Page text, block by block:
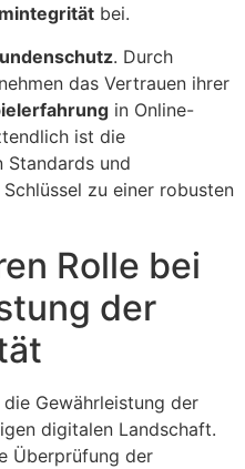
bei.
. Durch
das Vertrauen ihrer
in Online-
ist die
Standards und
zu einer robusten
Rolle bei
der
Gewährleistung der
digitalen Landschaft.
Überprüfung der